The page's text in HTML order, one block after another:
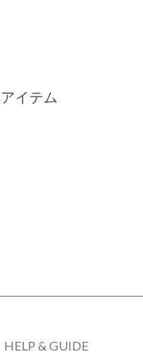
イテム
HELP & GUIDE